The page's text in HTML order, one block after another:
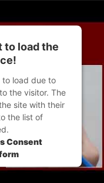
to load the
load due to
the visitor. The
site with their
the list of
Consent